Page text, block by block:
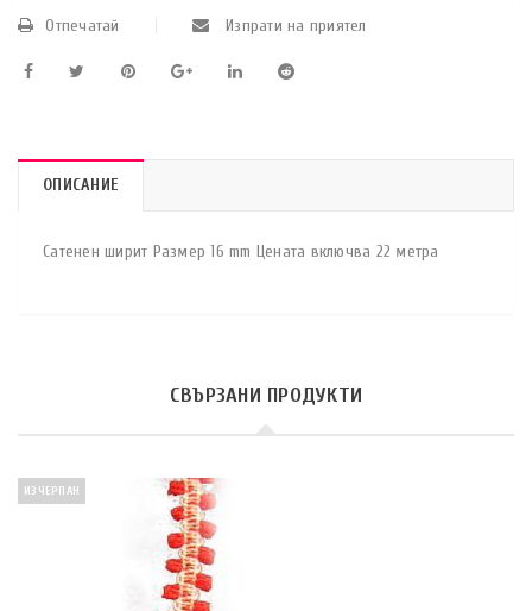
Отпечатай Изпрати на приятел
ОПИСАНИЕ
Сатенен ширит Размер 16 mm Цената включва 22 метра
СВЪРЗАНИ ПРОДУКТИ
ИЗЧЕРПАН